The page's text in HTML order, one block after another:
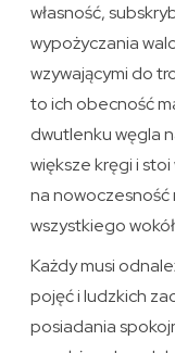
własność,
wypożyczania
wzywającymi do
to ich obecność
dwutlenku węgla
większe kręgi i
na nowoczesność
wszystkiego
Każdy musi
pojęć i ludzkich
posiadania